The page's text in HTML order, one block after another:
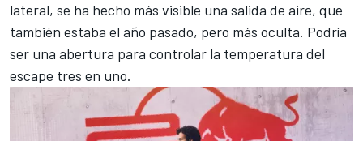
lateral, se ha hecho más visible una salida de aire, que
también estaba el año pasado, pero más oculta. Podría
ser una abertura para controlar la temperatura del
escape tres en uno.